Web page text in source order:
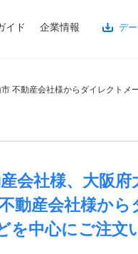
イド 企業情報 デ
不動産会社様からダイレクト
会社様、大阪府
動産会社様から
を中心にご注文